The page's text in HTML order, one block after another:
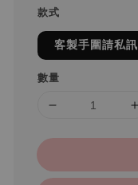
款式
客製手圍請私訊
數量